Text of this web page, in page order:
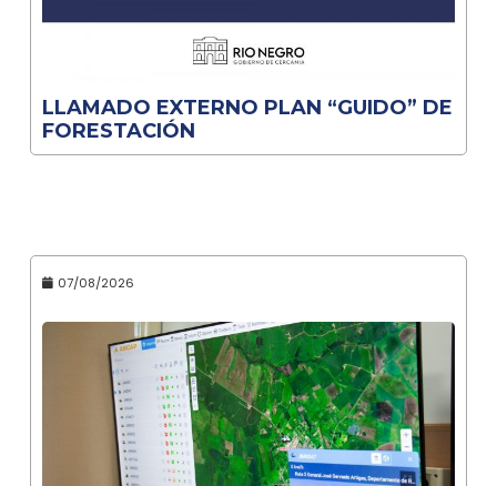
LLAMADO EXTERNO PLAN “GUIDO” DE
FORESTACIÓN
07/08/2026